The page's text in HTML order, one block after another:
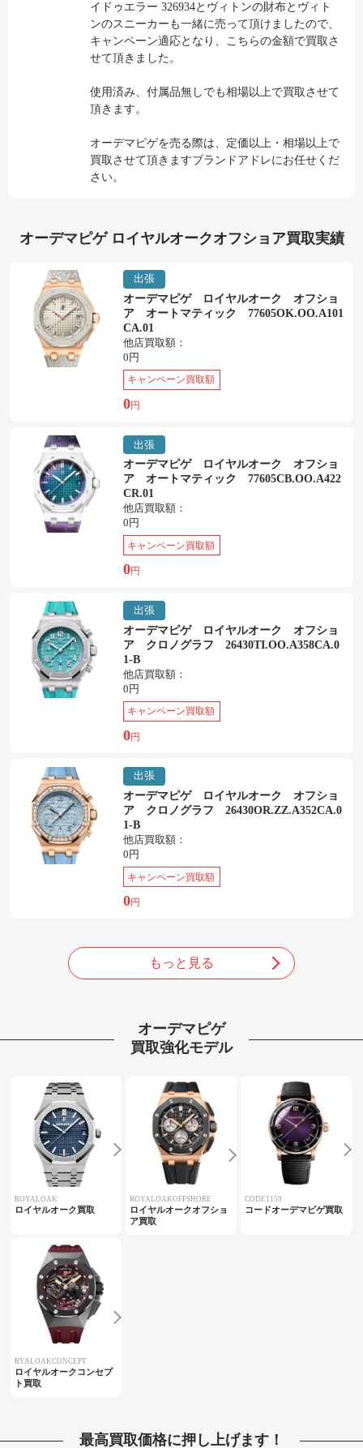
イドゥエラー 326934とヴィトンの財布とヴィト
ンのスニーカーも一緒に売って頂けましたので、
キャンペーン適応となり、こちらの金額で買取さ
せて頂きました。
使用済み、付属品無しでも相場以上で買取させて
頂きます。
オーデマピゲを売る際は、定価以上・相場以上で
買取させて頂きますブランドアドレにお任せくだ
さい。
オーデマピゲ ロイヤルオークオフショア買取実績
出張
オーデマピゲ ロイヤルオーク オフショ
ア オートマティック 77605OK.OO.A101
CA.01
他店買取額：
0円
キャンペーン買取額
0円
出張
オーデマピゲ ロイヤルオーク オフショ
ア オートマティック 77605CB.OO.A422
CR.01
他店買取額：
0円
キャンペーン買取額
0円
出張
オーデマピゲ ロイヤルオーク オフショ
ア クロノグラフ 26430TI.OO.A358CA.0
1-B
他店買取額：
0円
キャンペーン買取額
0円
出張
オーデマピゲ ロイヤルオーク オフショ
ア クロノグラフ 26430OR.ZZ.A352CA.0
1-B
他店買取額：
0円
キャンペーン買取額
0円
もっと見る
オーデマピゲ
買取強化モデル
ROYALOAK
ロイヤルオーク買取
ROYALOAKOFFSHORE
ロイヤルオークオフショ
ア買取
CODE1159
コードオーデマピゲ買取
RYALOAKCONCEPT
ロイヤルオークコンセプ
ト買取
最高買取価格に押し上げます！